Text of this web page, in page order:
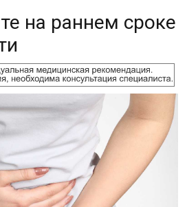
на раннем сроке